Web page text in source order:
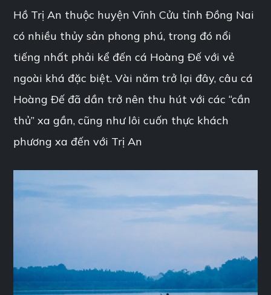
Hồ Trị An thuộc huyện Vĩnh Cửu tỉnh Ðồng Nai
có nhiều thủy sản phong phú, trong đó nổi
tiếng nhất phải kể đến cá Hoàng Ðế với vẻ
ngoài khá đặc biệt. Vài năm trở lại đây, câu cá
Hoàng Ðế đã dần trở nên thu hút với các “cần
thủ” xa gần, cũng như lôi cuốn thực khách
phương xa đến với Trị An